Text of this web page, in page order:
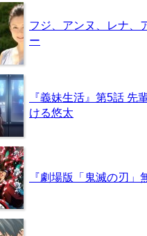
フジ、アンヌ、レナ、
ー
『義妹生活』第5話 先
ける悠太
『劇場版「鬼滅の刃